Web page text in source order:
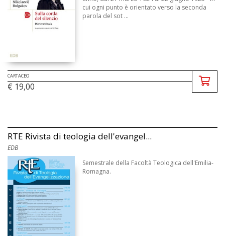
cui ogni punto è orientato verso la seconda
parola del sot ...
CARTACEO
€ 19,00
RTE Rivista di teologia dell'evangel...
EDB
Semestrale della Facoltà Teologica dell'Emilia-
Romagna.